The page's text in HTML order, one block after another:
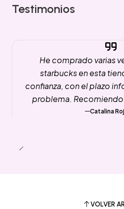
Testimonios
He comprado varias
starbucks en esta
confianza, con el plazo
problema.
Catalina
VOLVER